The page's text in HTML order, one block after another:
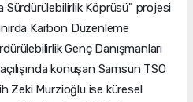
Köprüsü" projesi
Karbon Düzenleme
Genç Danışmanları
konuşan Samsun TSO
Zeki Murzioğlu ise küresel